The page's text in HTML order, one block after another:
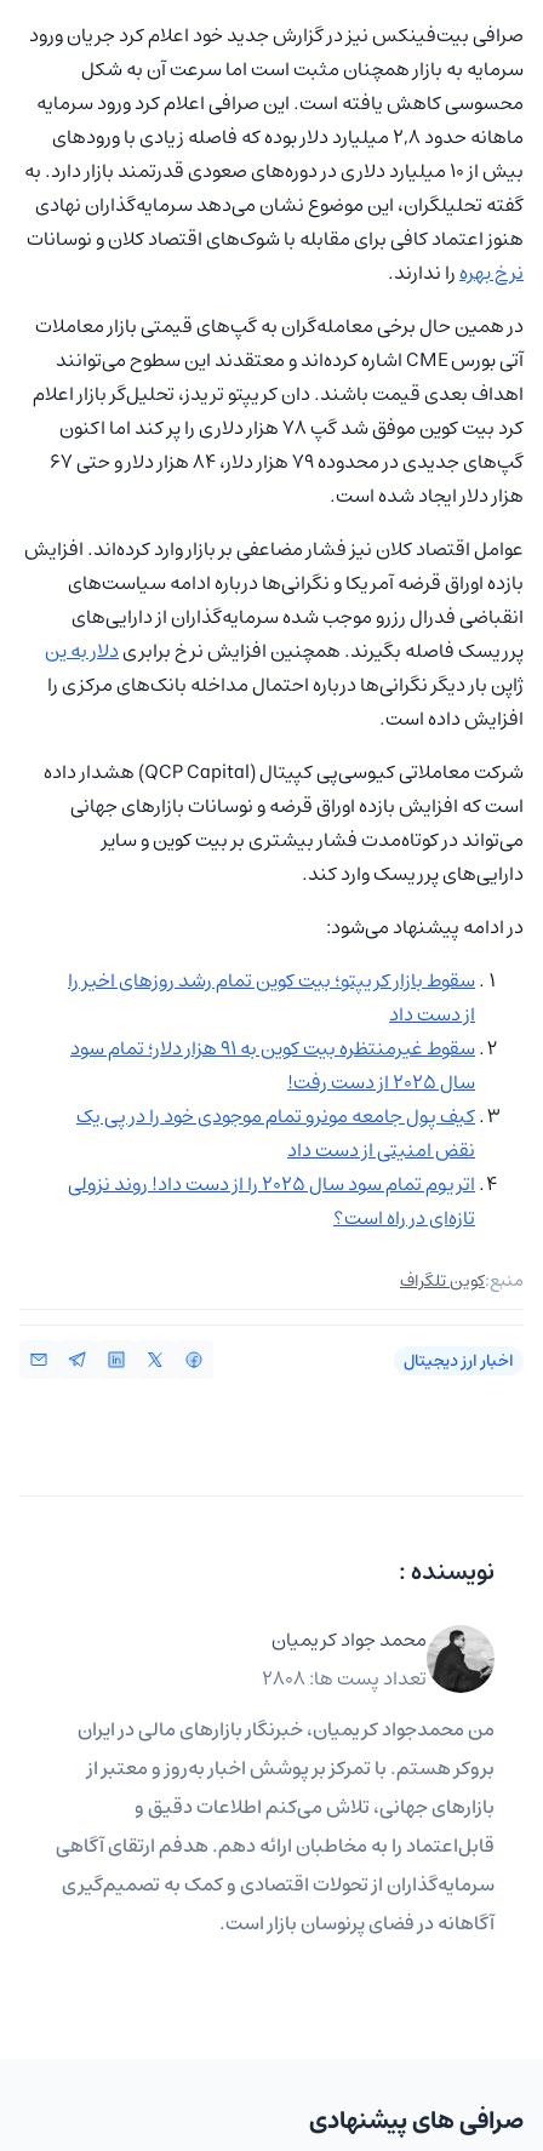
صرافی بیت‌فینکس نیز در گزارش جدید خود اعلام کرد جریان ورود
سرمایه به بازار همچنان مثبت است اما سرعت آن به شکل
محسوسی کاهش یافته است. این صرافی اعلام کرد ورود سرمایه
ماهانه حدود ۲,۸ میلیارد دلار بوده که فاصله زیادی با ورودهای
بیش از ۱۰ میلیارد دلاری در دوره‌های صعودی قدرتمند بازار دارد. به
گفته تحلیلگران، این موضوع نشان می‌دهد سرمایه‌گذاران نهادی
هنوز اعتماد کافی برای مقابله با شوک‌های اقتصاد کلان و نوسانات
نرخ بهرهرا ندارند.
در همین حال برخی معامله‌گران به گپ‌های قیمتی بازار معاملات
آتی بورس CME اشاره کرده‌اند و معتقدند این سطوح می‌توانند
اهداف بعدی قیمت باشند. دان کریپتو تریدز، تحلیل‌گر بازار اعلام
کرد بیت‌ کوین موفق شد گپ ۷۸ هزار دلاری را پر کند اما اکنون
گپ‌های جدیدی در محدوده ۷۹ هزار دلار، ۸۴ هزار دلار و حتی ۶۷
هزار دلار ایجاد شده است.
عوامل اقتصاد کلان نیز فشار مضاعفی بر بازار وارد کرده‌اند. افزایش
بازده اوراق قرضه آمریکا و نگرانی‌ها درباره ادامه سیاست‌های
انقباضی فدرال رزرو موجب شده سرمایه‌گذاران از دارایی‌های
پرریسک فاصله بگیرند. همچنین افزایش نرخ برابریدلار به ین
ژاپن بار دیگر نگرانی‌ها درباره احتمال مداخله بانک‌های مرکزی را
افزایش داده است.
شرکت معاملاتی کیوسی‌پی کپیتال (QCP Capital) هشدار داده
است که افزایش بازده اوراق قرضه و نوسانات بازارهای جهانی
می‌تواند در کوتاه‌مدت فشار بیشتری بر بیت‌ کوین و سایر
دارایی‌های پرریسک وارد کند.
در ادامه پیشنهاد می‌شود:
سقوط بازار کریپتو؛ بیت‌ کوین تمام رشد روزهای اخیر را
از دست داد
سقوط غیرمنتظره بیت‌ کوین به ۹۱ هزار دلار؛ تمام سود
سال ۲۰۲۵ از دست رفت!
کیف پول جامعه مونرو تمام موجودی‌ خود را در پی یک
نقض امنیتی از دست داد
اتریوم تمام سود سال ۲۰۲۵ را از دست داد! روند نزولی
تازه‌ای در راه است؟
منبع:کوین تلگراف
اخبار ارز دیجیتال
نویسنده :
محمد جواد کریمیان
تعداد پست ها: 2808
من محمدجواد کریمیان، خبرنگار بازارهای مالی در ایران
بروکر هستم. با تمرکز بر پوشش اخبار به‌روز و معتبر از
بازارهای جهانی، تلاش می‌کنم اطلاعات دقیق و
قابل‌اعتماد را به مخاطبان ارائه دهم. هدفم ارتقای آگاهی
سرمایه‌گذاران از تحولات اقتصادی و کمک به تصمیم‌گیری
آگاهانه در فضای پرنوسان بازار است.
صرافی های پیشنهادی